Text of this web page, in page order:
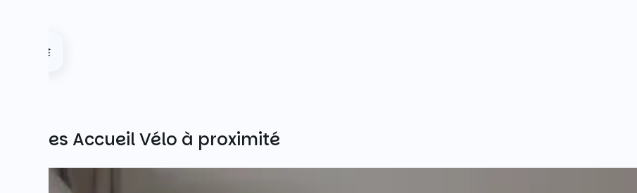
Autres Accueil Vélo à proximité